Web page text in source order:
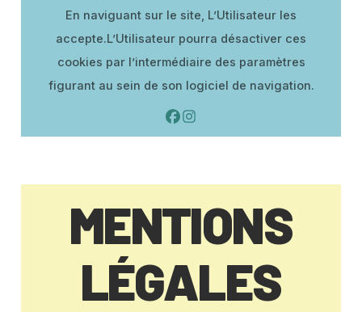
En naviguant sur le site, L’Utilisateur les
accepte.L’Utilisateur pourra désactiver ces
cookies par l’intermédiaire des paramètres
figurant au sein de son logiciel de navigation.
MENTIONS
LÉGALES